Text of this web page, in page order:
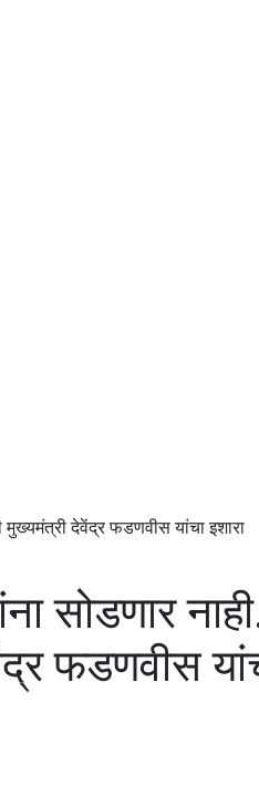
मुख्यमंत्री देवेंद्र फडणवीस यांचा इशारा
सोडणार
फडणवीस